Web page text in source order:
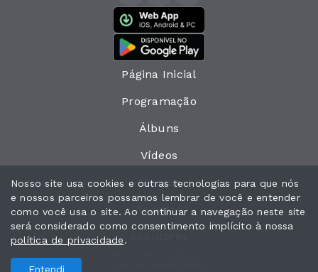
Página Inicial
Programação
Álbuns
Vídeos
Eventos
Recados
Nosso site usa cookies e outras tecnologias para que nós
e nossos parceiros possamos lembrar de você e entender
como você usa o site. Ao continuar a navegação neste site
será considerado como consentimento implícito à nossa
política de privacidade.
Entendi